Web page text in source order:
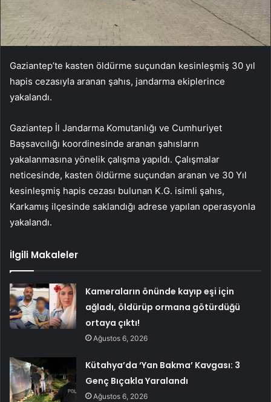
Gaziantep’te kasten öldürme suçundan kesinleşmiş 30 yıl
hapis cezasıyla aranan şahıs, jandarma ekiplerince
yakalandı.
Gaziantep İl Jandarma Komutanlığı ve Cumhuriyet
Başsavcılığı koordinesinde aranan şahısların
yakalanmasına yönelik çalışma yapıldı. Çalışmalar
neticesinde, kasten öldürme suçundan aranan ve 30 Yıl
kesinleşmiş hapis cezası bulunan K.G. isimli şahıs,
Karkamış ilçesinde saklandığı adrese yapılan operasyonla
yakalandı.
İlgili Makaleler
Kameraların önünde kayıp eşi için
ağladı, öldürüp ormana götürdüğü
ortaya çıktı!
Ağustos 6, 2026
Kütahya’da ‘Yan Bakma’ Kavgası: 3
Genç Bıçakla Yaralandı
Ağustos 6, 2026